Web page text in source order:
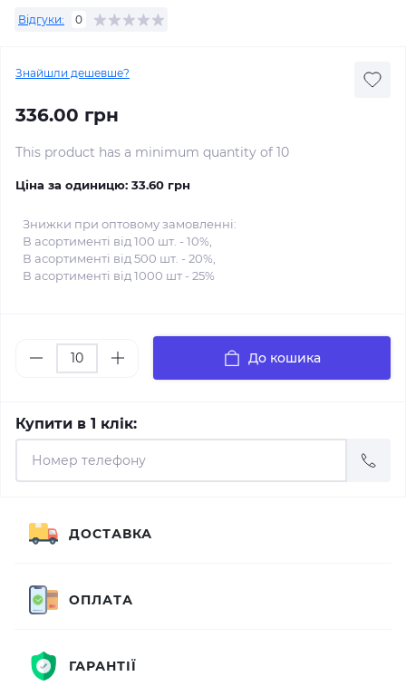
Відгуки: 0
Знайшли дешевше?
336.00 грн
This product has a minimum quantity of 10
Ціна за одиницю: 33.60 грн
Знижки при оптовому замовленні:
В асортименті від 100 шт. - 10%,
В асортименті від 500 шт. - 20%,
В асортименті від 1000 шт - 25%
До кошика
Купити в 1 клік:
ДОСТАВКА
ОПЛАТА
ГАРАНТІЇ